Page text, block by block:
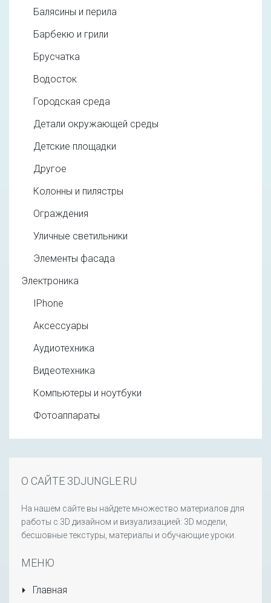
Балясины и перила
Барбекю и грили
Брусчатка
Водосток
Городская среда
Детали окружающей среды
Детские площадки
Другое
Колонны и пилястры
Ограждения
Уличные светильники
Элементы фасада
Электроника
IPhone
Аксессуары
Аудиотехника
Видеотехника
Компьютеры и ноутбуки
Фотоаппараты
О САЙТЕ 3DJUNGLE.RU
На нашем сайте вы найдете множество материалов для
работы с 3D дизайном и визуализацией: 3D модели,
бесшовные текстуры, материалы и обучающие уроки.
МЕНЮ
Главная